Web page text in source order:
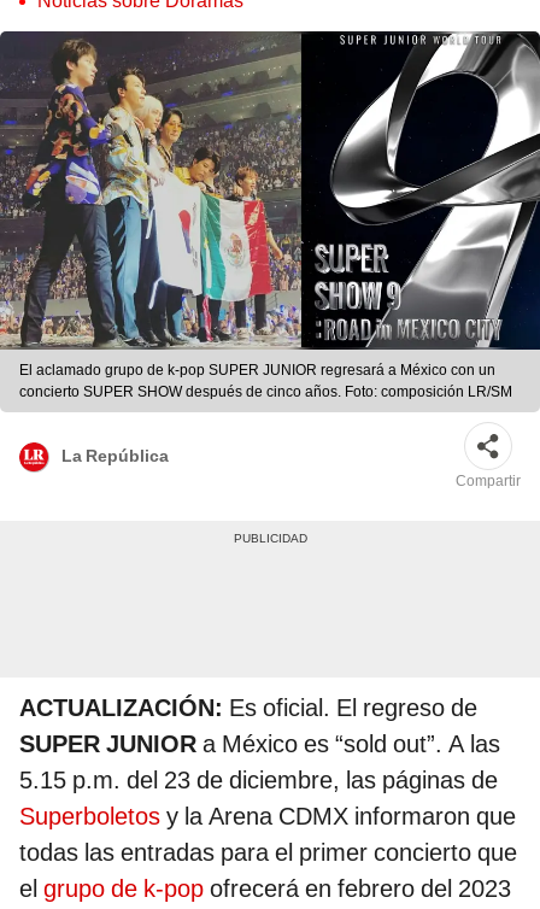
El aclamado grupo de k-pop SUPER JUNIOR regresará a México con un
concierto SUPER SHOW después de cinco años. Foto: composición LR/SM
La República
Compartir
ACTUALIZACIÓN: Es oficial. El regreso de
SUPER JUNIOR a México es “sold out”. A las
5.15 p.m. del 23 de diciembre, las páginas de
Superboletos y la Arena CDMX informaron que
todas las entradas para el primer concierto que
el grupo de k-pop ofrecerá en febrero del 2023